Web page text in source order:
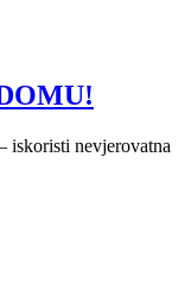
nevjerovatna